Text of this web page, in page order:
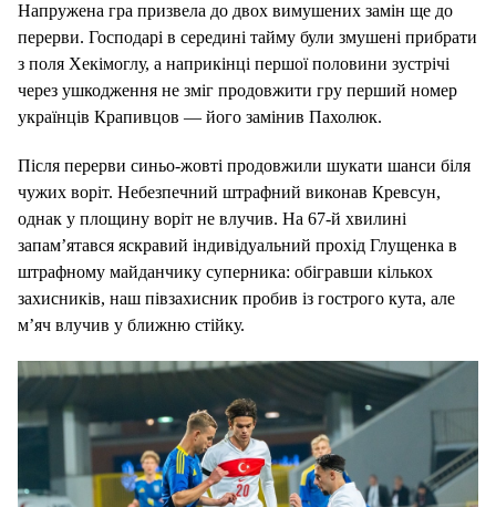
Напружена гра призвела до двох вимушених замін ще до
перерви. Господарі в середині тайму були змушені прибрати
з поля Хекімоглу, а наприкінці першої половини зустрічі
через ушкодження не зміг продовжити гру перший номер
українців Крапивцов — його замінив Пахолюк.
Після перерви синьо-жовті продовжили шукати шанси біля
чужих воріт. Небезпечний штрафний виконав Кревсун,
однак у площину воріт не влучив. На 67-й хвилині
запам’ятався яскравий індивідуальний прохід Глущенка в
штрафному майданчику суперника: обігравши кількох
захисників, наш півзахисник пробив із гострого кута, але
м’яч влучив у ближню стійку.